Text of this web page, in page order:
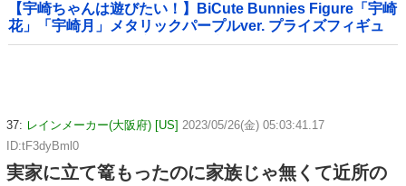
【宇崎ちゃんは遊びたい！】BiCute Bunnies Figure「宇崎
花」「宇崎月」メタリックパープルver. プライズフィギュ
ア【ラウンドワン限定で展開決定】
37: レインメーカー(大阪府) [US] 2023/05/26(金) 05:03:41.17
ID:tF3dyBml0
実家に立て篭もったのに家族じゃ無くて近所の